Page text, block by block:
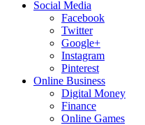
Social Media
Facebook
Twitter
Google+
Instagram
Pinterest
Online Business
Digital Money
Finance
Online Games